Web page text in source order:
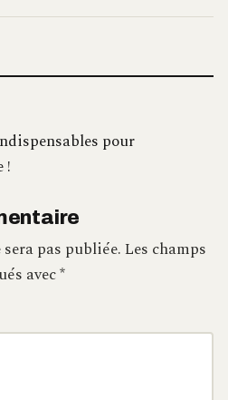
pour
!
pas publiée.Les champs
avec*